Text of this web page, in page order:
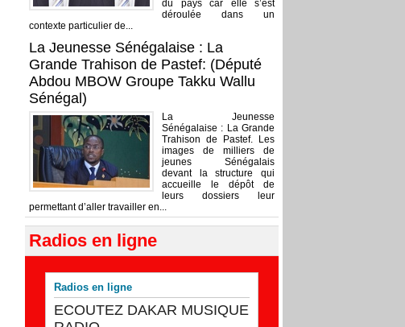
du pays car elle s’est
déroulée dans un
contexte particulier de...
La Jeunesse Sénégalaise : La
Grande Trahison de Pastef: (Député
Abdou MBOW Groupe Takku Wallu
Sénégal)
La Jeunesse
Sénégalaise : La Grande
Trahison de Pastef. Les
images de milliers de
jeunes Sénégalais
devant la structure qui
accueille le dépôt de
leurs dossiers leur
permettant d’aller travailler en...
Radios en ligne
Radios en ligne
ECOUTEZ DAKAR MUSIQUE